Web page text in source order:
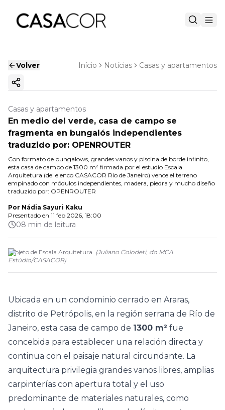
Volver Início Notícias Casas y apartamentos
Copiar enlace
Casas y apartamentos
En medio del verde, casa de campo se
fragmenta en bungalós independientes
traduzido por: OPENROUTER
Con formato de bungalows, grandes vanos y piscina de borde infinito,
esta casa de campo de 1300 m² firmada por el estudio Escala
Arquitetura (del elenco CASACOR Rio de Janeiro) vence el terreno
empinado con módulos independientes, madera, piedra y mucho diseño
traduzido por: OPENROUTER
Por Nádia Sayuri Kaku
Presentado en 11 feb 2026, 18:00
08 min de leitura
Projeto de Escala Arquitetura. (Juliano Colodeti, do MCA
Estúdio/CASACOR)
Ubicada en un condominio cerrado en Araras,
distrito de Petrópolis, en la región serrana de Río de
Janeiro, esta casa de campo de 1300 m² fue
concebida para establecer una relación directa y
continua con el paisaje natural circundante. La
arquitectura privilegia grandes vanos libres, amplias
carpinterías con apertura total y el uso
predominante de materiales naturales, como